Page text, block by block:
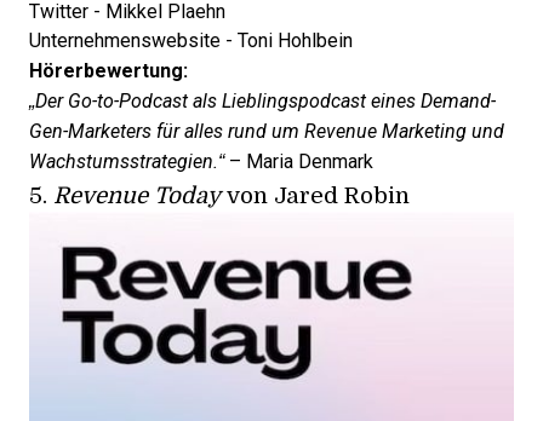
Twitter - Mikkel Plaehn
Unternehmenswebsite - Toni Hohlbein
Hörerbewertung:
„Der Go-to-Podcast als Lieblingspodcast eines Demand-
Gen-Marketers für alles rund um Revenue Marketing und
Wachstumsstrategien.“– Maria Denmark
5. Revenue Todayvon Jared Robin